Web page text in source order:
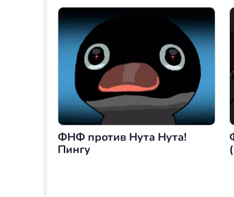
ФНФ против Нута Нута!
Пингу